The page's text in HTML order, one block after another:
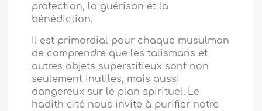
protection, la guérison et la
bénédiction.
Il est primordial pour chaque musulman
de comprendre que les talismans et
autres objets superstitieux sont non
seulement inutiles, mais aussi
dangereux sur le plan spirituel. Le
hadith cité nous invite à purifier notre